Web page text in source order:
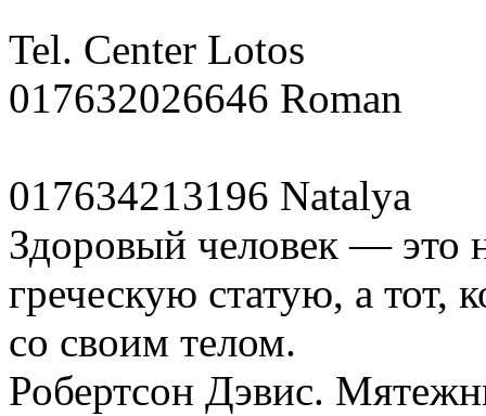
Tel. Center Lotos
017632026646 Roman
017634213196 Natalya
Здоровый человек — это
греческую статую, а тот,
со своим телом.
Робертсон Дэвис.